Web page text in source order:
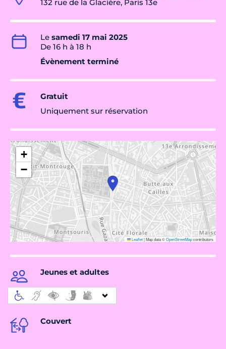
132 rue de la Glacière, Paris 13e
Le samedi 17 mai 2025
De 16 h à 18 h
Évènement terminé
Gratuit
Uniquement sur réservation
+
−
Leaflet|Map data ©OpenStreetMapcontributors
Jeunes et adultes
Couvert